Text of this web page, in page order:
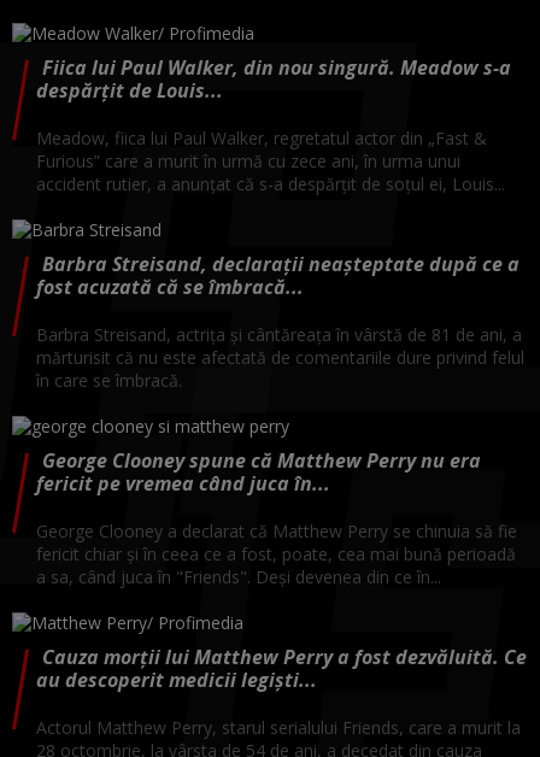
Fiica lui Paul Walker, din nou singură. Meadow s-a
despărțit de Louis...
Meadow, fiica lui Paul Walker, regretatul actor din „Fast &
Furious” care a murit în urmă cu zece ani, în urma unui
accident rutier, a anunțat că s-a despărțit de soțul ei, Louis...
Barbra Streisand, declarații neașteptate după ce a
fost acuzată că se îmbracă...
Barbra Streisand, actrița și cântăreața în vârstă de 81 de ani, a
mărturisit că nu este afectată de comentariile dure privind felul
în care se îmbracă.
George Clooney spune că Matthew Perry nu era
fericit pe vremea când juca în...
George Clooney a declarat că Matthew Perry se chinuia să fie
fericit chiar și în ceea ce a fost, poate, cea mai bună perioadă
a sa, când juca în "Friends". Deși devenea din ce în...
Cauza morții lui Matthew Perry a fost dezvăluită. Ce
au descoperit medicii legiști...
Actorul Matthew Perry, starul serialului Friends, care a murit la
28 octombrie, la vârsta de 54 de ani, a decedat din cauza